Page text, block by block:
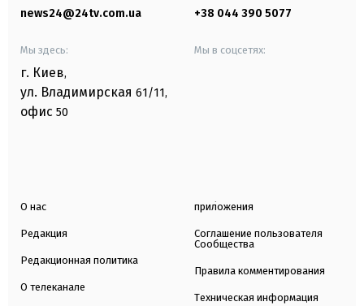
news24@24tv.com.ua +38 044 390 5077
Мы здесь:
г. Киев,
ул. Владимирская 61/11,
офис 50
Мы в соцсетях:
О нас
Редакция
Редакционная политика
О телеканале
приложения
Соглашение пользователя
Сообщества
Правила комментирования
Техническая информация